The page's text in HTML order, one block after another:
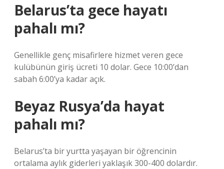
Belarus’ta gece hayatı
pahalı mı?
Genellikle genç misafirlere hizmet veren gece
kulübünün giriş ücreti 10 dolar. Gece 10:00’dan
sabah 6:00’ya kadar açık.
Beyaz Rusya’da hayat
pahalı mı?
Belarus’ta bir yurtta yaşayan bir öğrencinin
ortalama aylık giderleri yaklaşık 300-400 dolardır.